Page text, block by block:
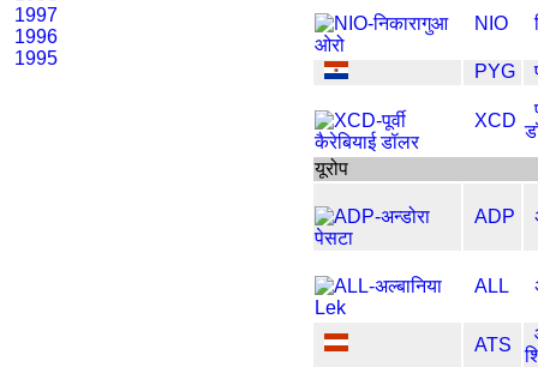
1997
1996
1995
NIO
PYG
XCD
यूरोप
ADP
ALL
ATS